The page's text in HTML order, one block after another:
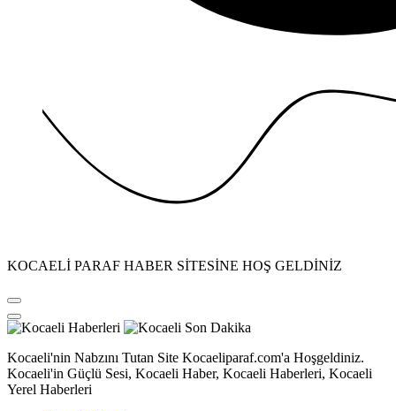
KOCAELİ PARAF HABER SİTESİNE HOŞ GELDİNİZ
Kocaeli'nin Nabzını Tutan Site Kocaeliparaf.com'a Hoşgeldiniz.
Kocaeli'in Güçlü Sesi, Kocaeli Haber, Kocaeli Haberleri, Kocaeli
Yerel Haberleri